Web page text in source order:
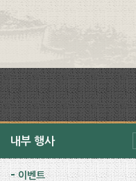
내부 행사
이벤트